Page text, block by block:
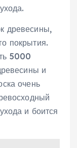
древесины‚
покрытия.
5000
и
очень
и боится